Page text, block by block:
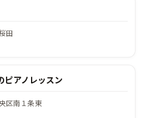
田
ピアノレッスン
区南１条東